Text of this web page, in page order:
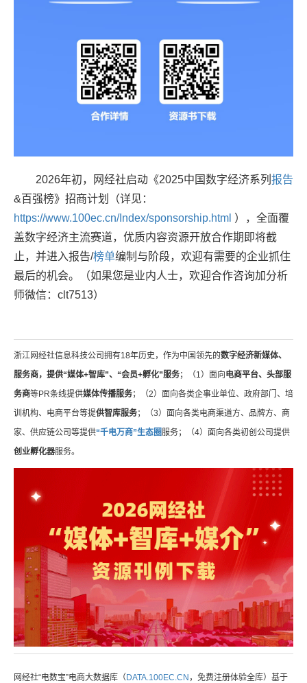
2026年初，网经社启动《2025中国数字经济系列 报告
&百强榜》招商计划
（详见：
https://www.100ec.cn/Index/sponsorship.html ）
，全面覆
盖数字经济主流赛道，优质内容资源开放合作期即将截
止，并进入报告/榜单编制与阶段，欢迎有需要的企业抓住
最后的机会。（如果您是业内人士，欢迎合作咨询加分析
师微信：clt7513）
浙江网经社信息科技公司拥有18年历史，作为中国领先的数字经济新媒体、
服务商，提供“媒体+智库”、“会员+孵化”服务；（1）面向 电商平台、头部服
务商等PR条线提供媒体传播服务；（2）面向各类企事业单位、政府部门、培
训机构、电商平台等提供智库服务；（3）面向各类电商渠道方、品牌方、商
家、供应链公司等提供“千电万商”生态圈服务；（4）面向各类初创公司提供
创业孵化器服务。
网经社“电数宝”电商大数据库（DATA.100EC.CN ，免费注册体验全库）基于